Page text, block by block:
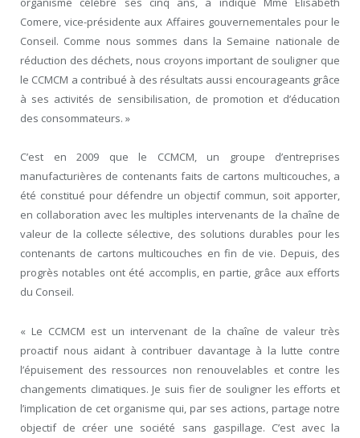
Comere, vice-présidente aux Affaires gouvernementales pour le
Conseil. Comme nous sommes dans la Semaine nationale de
réduction des déchets, nous croyons important de souligner que
le CCMCM a contribué à des résultats aussi encourageants grâce
à ses activités de sensibilisation, de promotion et d’éducation
des consommateurs. »
C’est en 2009 que le CCMCM, un groupe d’entreprises
manufacturières de contenants faits de cartons multicouches, a
été constitué pour défendre un objectif commun, soit apporter,
en collaboration avec les multiples intervenants de la chaîne de
valeur de la collecte sélective, des solutions durables pour les
contenants de cartons multicouches en fin de vie. Depuis, des
progrès notables ont été accomplis, en partie, grâce aux efforts
du Conseil.
« Le CCMCM est un intervenant de la chaîne de valeur très
proactif nous aidant à contribuer davantage à la lutte contre
l’épuisement des ressources non renouvelables et contre les
changements climatiques. Je suis fier de souligner les efforts et
l’implication de cet organisme qui, par ses actions, partage notre
objectif de créer une société sans gaspillage. C’est avec la